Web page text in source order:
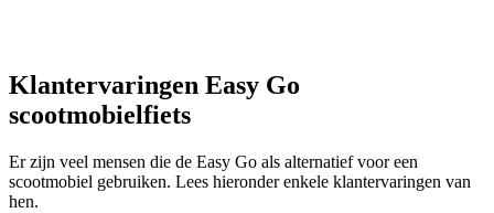
Klantervaringen Easy Go
scootmobielfiets
Er zijn veel mensen die de Easy Go als alternatief voor een
scootmobiel gebruiken. Lees hieronder enkele klantervaringen van
hen.